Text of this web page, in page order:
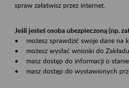
spraw załatwisz przez internet.
Jeśli jesteś osoba ubezpieczoną (np.
• możesz sprawdzić swoje dane na
• możesz wysłać wnioski do Zakładu,
• masz dostęp do informacji o stanie
• masz dostęp do wystawionych